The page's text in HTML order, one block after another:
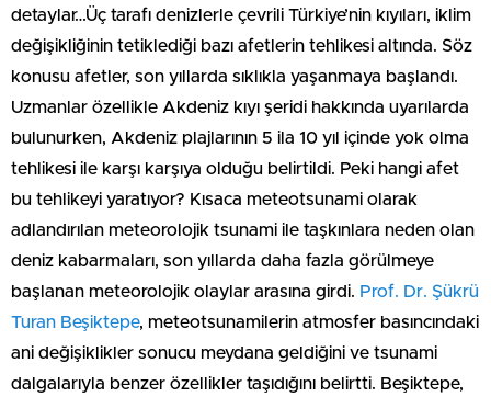
detaylar…Üç tarafı denizlerle çevrili Türkiye’nin kıyıları, iklim
değişikliğinin tetiklediği bazı afetlerin tehlikesi altında. Söz
konusu afetler, son yıllarda sıklıkla yaşanmaya başlandı.
Uzmanlar özellikle Akdeniz kıyı şeridi hakkında uyarılarda
bulunurken, Akdeniz plajlarının 5 ila 10 yıl içinde yok olma
tehlikesi ile karşı karşıya olduğu belirtildi. Peki hangi afet
bu tehlikeyi yaratıyor? Kısaca meteotsunami olarak
adlandırılan meteorolojik tsunami ile taşkınlara neden olan
deniz kabarmaları, son yıllarda daha fazla görülmeye
başlanan meteorolojik olaylar arasına girdi. Prof. Dr. Şükrü
Turan Beşiktepe, meteotsunamilerin atmosfer basıncındaki
ani değişiklikler sonucu meydana geldiğini ve tsunami
dalgalarıyla benzer özellikler taşıdığını belirtti. Beşiktepe,